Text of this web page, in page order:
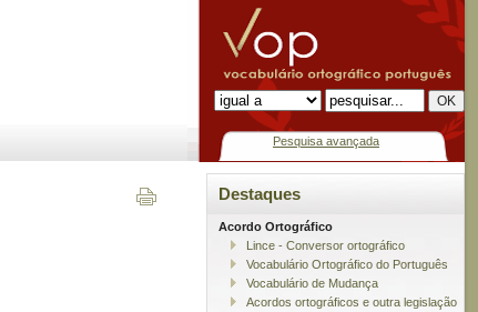
Pesquisa avançada
Destaques
Acordo Ortográfico
Lince - Conversor ortográfico
Vocabulário Ortográfico do Português
Vocabulário de Mudança
Acordos ortográficos e outra legislação